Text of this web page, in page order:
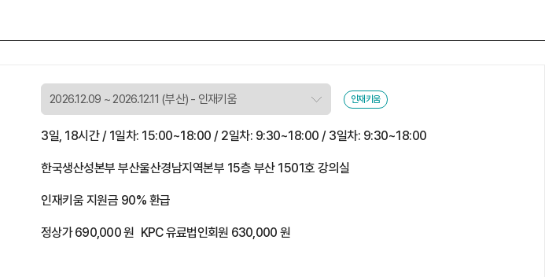
인재키움
3일, 18시간 / 1일차: 15:00~18:00 / 2일차: 9:30~18:00 / 3일차: 9:30~18:00
한국생산성본부 부산울산경남지역본부 15층 부산 1501호 강의실
인재키움 지원금 90% 환급
정상가 690,000 원 KPC 유료법인회원 630,000 원